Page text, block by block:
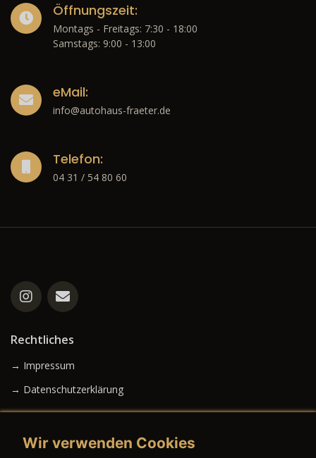
Öffnungszeit:
Montags - Freitags: 7:30 - 18:00
Samstags: 9:00 - 13:00
eMail:
info@autohaus-fraeter.de
Telefon:
04 31 / 54 80 60
Rechtliches
→ Impressum
→ Datenschutzerklärung
Wir verwenden Cookies